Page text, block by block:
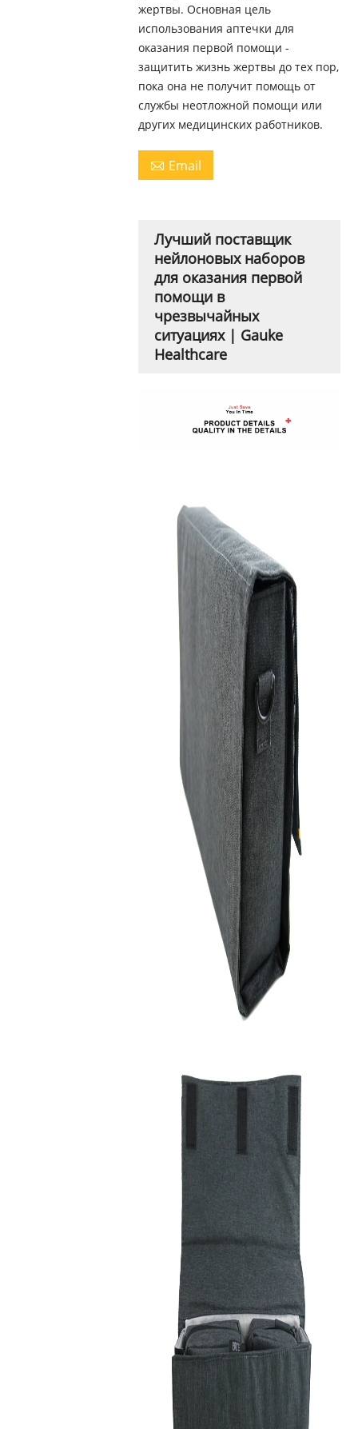
жертвы. Основная цель
использования аптечки для
оказания первой помощи -
защитить жизнь жертвы до тех пор,
пока она не получит помощь от
службы неотложной помощи или
других медицинских работников.
 Email
Лучший поставщик
нейлоновых наборов
для оказания первой
помощи в
чрезвычайных
ситуациях | Gauke
Healthcare